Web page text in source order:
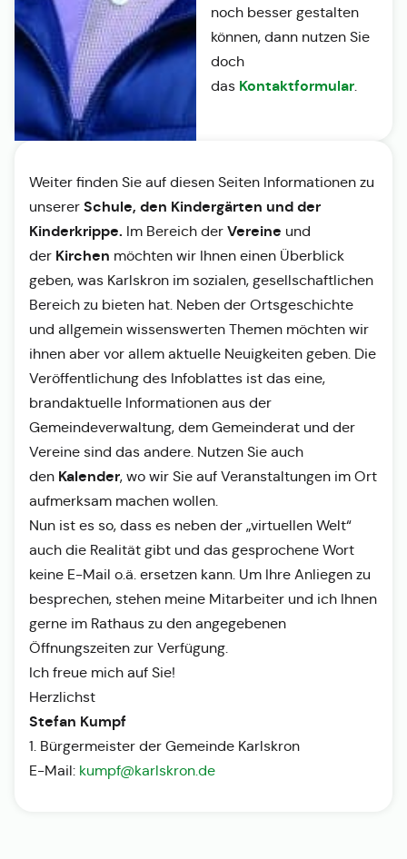
noch besser gestalten
können, dann nutzen Sie
doch
das Kontaktformular.
Weiter finden Sie auf diesen Seiten Informationen zu
unserer Schule, den Kindergärten und der
Kinderkrippe. Im Bereich der Vereine und
der Kirchen möchten wir Ihnen einen Überblick
geben, was Karlskron im sozialen, gesellschaftlichen
Bereich zu bieten hat. Neben der Ortsgeschichte
und allgemein wissenswerten Themen möchten wir
ihnen aber vor allem aktuelle Neuigkeiten geben. Die
Veröffentlichung des Infoblattes ist das eine,
brandaktuelle Informationen aus der
Gemeindeverwaltung, dem Gemeinderat und der
Vereine sind das andere. Nutzen Sie auch
den Kalender, wo wir Sie auf Veranstaltungen im Ort
aufmerksam machen wollen.
Nun ist es so, dass es neben der „virtuellen Welt“
auch die Realität gibt und das gesprochene Wort
keine E-Mail o.ä. ersetzen kann. Um Ihre Anliegen zu
besprechen, stehen meine Mitarbeiter und ich Ihnen
gerne im Rathaus zu den angegebenen
Öffnungszeiten zur Verfügung.
Ich freue mich auf Sie!
Herzlichst
Stefan Kumpf
1. Bürgermeister der Gemeinde Karlskron
E-Mail: kumpf@karlskron.de